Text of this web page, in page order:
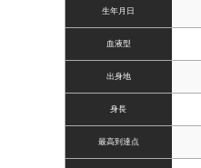
生年月日
血液型
出身地
身長
最高到達点